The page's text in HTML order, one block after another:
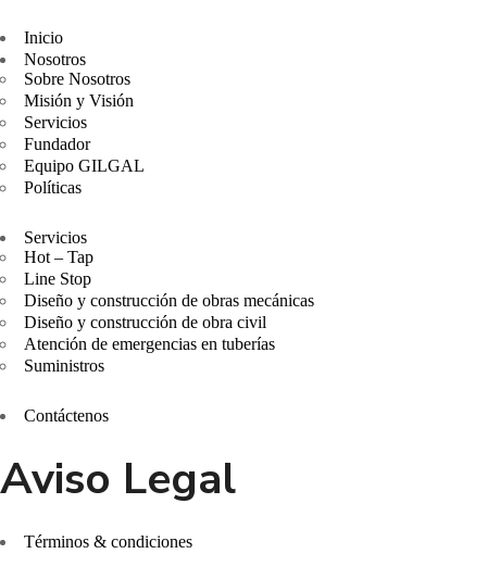
Inicio
Nosotros
Sobre Nosotros
Misión y Visión
Servicios
Fundador
Equipo GILGAL
Políticas
Servicios
Hot – Tap
Line Stop
Diseño y construcción de obras mecánicas
Diseño y construcción de obra civil
Atención de emergencias en tuberías
Suministros
Contáctenos
Aviso Legal
Términos & condiciones